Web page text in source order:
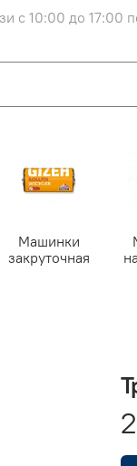
с 10:00 до 17:00
Машинки
закруточная